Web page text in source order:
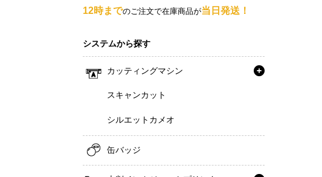
12時までのご注文で在庫商品が当日発送！
システムから探す
カッティングマシン
スキャンカット
シルエットカメオ
缶バッジ